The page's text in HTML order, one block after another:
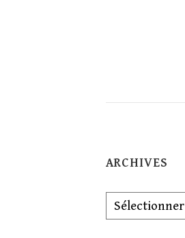
ARCHIVES
Archives